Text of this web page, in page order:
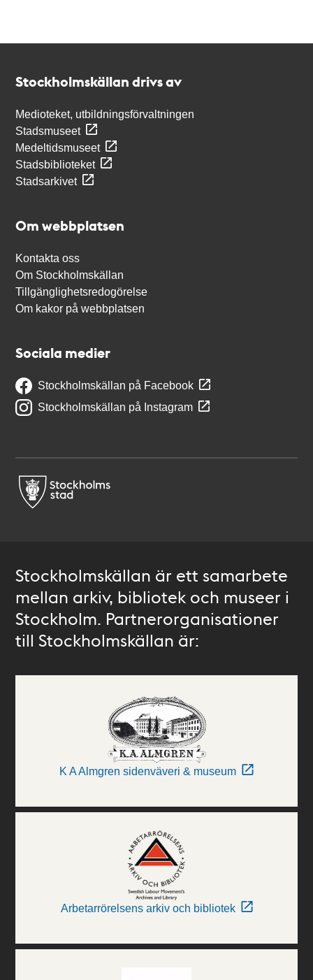
Stockholmskällan drivs av
Medioteket, utbildningsförvaltningen
Stadsmuseet
Medeltidsmuseet
Stadsbiblioteket
Stadsarkivet
Om webbplatsen
Kontakta oss
Om Stockholmskällan
Tillgänglighetsredogörelse
Om kakor på webbplatsen
Sociala medier
Stockholmskällan på Facebook
Stockholmskällan på Instagram
Stockholmskällan är ett samarbete
mellan arkiv, bibliotek och museer i
Stockholm. Partnerorganisationer
till Stockholmskällan är:
K A Almgren sidenväveri & museum
Arbetarrörelsens arkiv och bibliotek